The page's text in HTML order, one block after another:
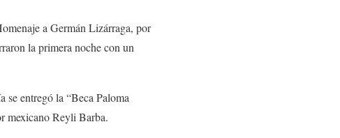
a Germán Lizárraga, por
la primera noche con un
se entregó la “Beca Paloma
mexicano Reyli Barba.